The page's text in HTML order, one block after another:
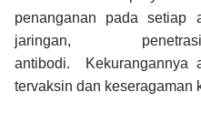
penanganan pada setiap
jaringan,
antibodi. Kekurangannya
tervaksin dan keseragaman